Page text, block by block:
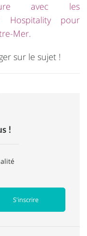
avec les
Hospitality pour
Mer.
sur le sujet !
!